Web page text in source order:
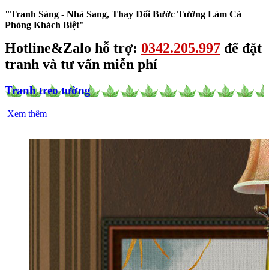
"Tranh Sáng - Nhà Sang, Thay Đổi Bước Tường Làm Cả
Phòng Khách Biệt"
Hotline&Zalo hỗ trợ: 0342.205.997 để đặt
tranh và tư vấn miễn phí
Tranh treo tường
Xem thêm